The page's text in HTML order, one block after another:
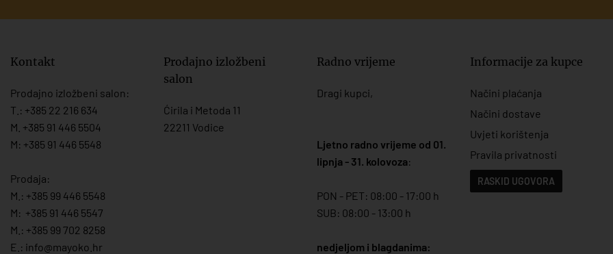
Kontakt
Prodajno izložbeni salon:
T.: +385 22 216 634
M. +385 91 446 5504
M: +385 91 446 5548
Prodaja:
M.: +385 99 446 5548
M: +385 91 446 5547
M.: +385 99 702 8258
E.: info@mayoko. hr
Prodajno izložbeni
salon
Ćirila i Metoda 11
22211 Vodice
Radno vrijeme
Dragi kupci,
Ljetno radno vrijeme od 01.
lipnja - 31. kolovoza:
PON - PET: 08:00 - 17:00 h
SUB: 08:00 - 13:00 h
nedjeljom i blagdanima:
Informacije za kupce
Načini plaćanja
Načini dostave
Uvjeti korištenja
Pravila privatnosti
RASKID UGOVORA